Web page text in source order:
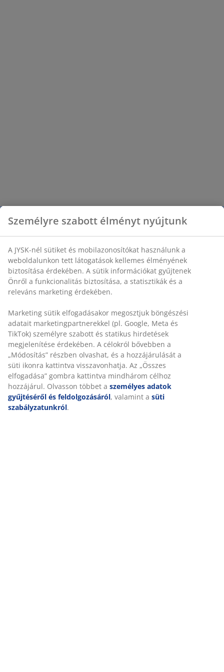
Személyre szabott élményt nyújtunk
A JYSK-nél sütiket és mobilazonosítókat használunk a
weboldalunkon tett látogatások kellemes élményének
biztosítása érdekében. A sütik információkat gyűjtenek
Önről a funkcionalitás biztosítása, a statisztikák és a
releváns marketing érdekében.
Marketing sütik elfogadásakor megosztjuk böngészési
adatait marketingpartnerekkel (pl. Google, Meta és
TikTok) személyre szabott és statikus hirdetések
megjelenítése érdekében. A célokról bővebben a
„Módosítás” részben olvashat, és a hozzájárulását a
süti ikonra kattintva visszavonhatja. Az „Összes
elfogadása” gombra kattintva mindhárom célhoz
hozzájárul. Olvasson többet a személyes adatok
gyűjtéséről és feldolgozásáról, valamint a süti
szabályzatunkról.